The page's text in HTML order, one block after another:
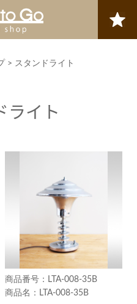
> スタンドライト
ライト
LTA-008-35B
LTA-008-35B